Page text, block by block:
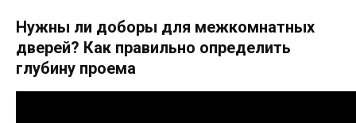
Нужны ли доборы для межкомнатных
дверей? Как правильно определить
глубину проема